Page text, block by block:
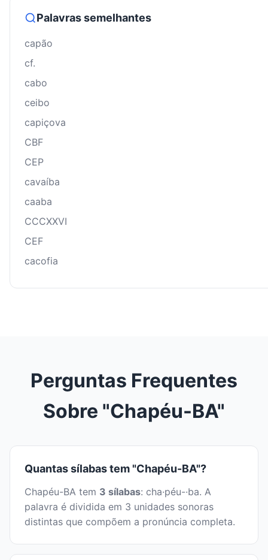
Palavras semelhantes
capão
cf.
cabo
ceibo
capiçova
CBF
CEP
cavaíba
caaba
CCCXXVI
CEF
cacofia
Perguntas Frequentes
Sobre "Chapéu-BA"
Quantas sílabas tem "Chapéu-BA"?
Chapéu-BA tem 3 sílabas: cha·péu-·ba. A
palavra é dividida em 3 unidades sonoras
distintas que compõem a pronúncia completa.